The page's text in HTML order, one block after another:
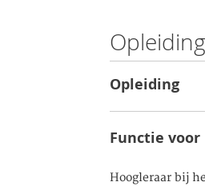
Opleiding
Functie
Hoogleraar bij